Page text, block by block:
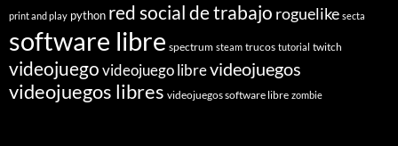
print and play python red social de trabajo roguelike secta
software libre spectrum steam trucos tutorial twitch
videojuegovideojuego librevideojuegos
videojuegos libres videojuegos software libre zombie